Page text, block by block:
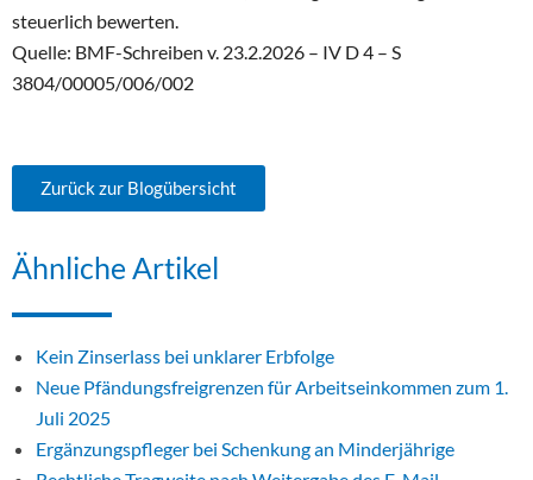
steuerlich bewerten.
Quelle: BMF-Schreiben v. 23.2.2026 – IV D 4 – S
3804/00005/006/002
Zurück zur Blogübersicht
Ähnliche Artikel
Kein Zinserlass bei unklarer Erbfolge
Neue Pfändungsfreigrenzen für Arbeitseinkommen zum 1.
Juli 2025
Ergänzungspfleger bei Schenkung an Minderjährige